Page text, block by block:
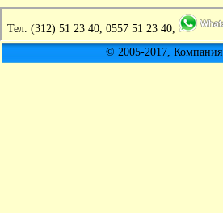
Тел. (312) 51 23 40, 0557 51 23 40,
© 2005-2017, Компания